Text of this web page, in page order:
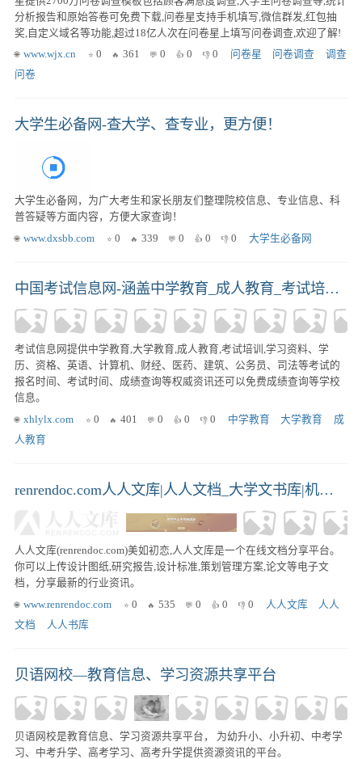
分析报告和原始答卷可免费下载,问卷星支持手机填写,微信群发,红包抽
奖,自定义域名等功能,超过18亿人次在问卷星上填写问卷调查,欢迎了解!
www.wjx.cn
0 361 0 0 0 问卷星 问卷调查
调查
问卷
大学生必备网-查大学、查专业，更方便！
大学生必备网，为广大考生和家长朋友们整理院校信息、专业信息、科
普答疑等方面内容，方便大家查询！
www.dxsbb.com
0 339 0 0 0 大学生必备网
中国考试信息网-涵盖中学教育_成人教育_考试培训_成绩查询_学习资料
考试信息网提供中学教育,大学教育,成人教育,考试培训,学习资料、学
历、资格、英语、计算机、财经、医药、建筑、公务员、司法等考试的
报名时间、考试时间、成绩查询等权威资讯还可以免费成绩查询等学校
信息。
xhlylx.com
0 401 0 0 0 中学教育 大学教育
成
人教育
renrendoc.com人人文库|人人文档_大学文书库|机械CAD图纸|外文文献翻译|毕业设计论文|课件下载-分享平台
人人文库(renrendoc.com)美如初恋,人人文库是一个在线文档分享平台。
你可以上传设计图纸,研究报告,设计标准,策划管理方案,论文等电子文
档，分享最新的行业资讯。
www.renrendoc.com
0 535 0 0 0 人人文库
人人
文档
人人书库
贝语网校—教育信息、学习资源共享平台
贝语网校是教育信息、学习资源共享平台， 为幼升小、小升初、中考学
习、中考升学、高考学习、高考升学提供资源资讯的平台。